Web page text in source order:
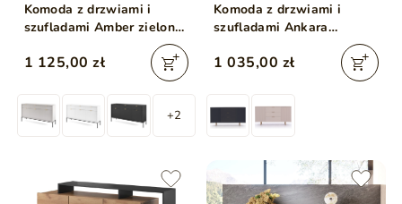
Komoda z drzwiami i
szufladami Amber zielona
1 125,00 zł
+2
Komoda z drzwiami i
szufladami Ankara
1 035,00 zł